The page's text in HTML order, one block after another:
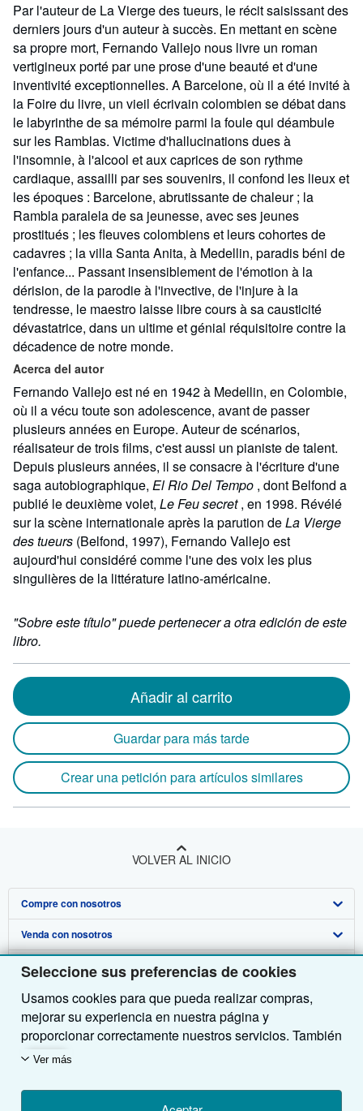
Seleccione sus preferencias de cookies
Usamos cookies para que pueda realizar compras,
mejorar su experiencia en nuestra página y
proporcionar correctamente nuestros servicios. También
utilizamos cookies para comprender el modo en que los
midiendo las visitas al sitio) y así poder realizar
Ver más
Par l'auteur de La Vierge des tueurs, le récit saisissant des
derniers jours d'un auteur à succès. En mettant en scène
sa propre mort, Fernando Vallejo nous livre un roman
vertigineux porté par une prose d'une beauté et d'une
inventivité exceptionnelles. A Barcelone, où il a été invité à
la Foire du livre, un vieil écrivain colombien se débat dans
le labyrinthe de sa mémoire parmi la foule qui déambule
sur les Ramblas. Victime d'hallucinations dues à
l'insomnie, à l'alcool et aux caprices de son rythme
cardiaque, assailli par ses souvenirs, il confond les lieux et
les époques : Barcelone, abrutissante de chaleur ; la
Rambla paralela de sa jeunesse, avec ses jeunes
prostitués ; les fleuves colombiens et leurs cohortes de
cadavres ; la villa Santa Anita, à Medellin, paradis béni de
l'enfance... Passant insensiblement de l'émotion à la
dérision, de la parodie à l'invective, de l'injure à la
tendresse, le maestro laisse libre cours à sa causticité
dévastatrice, dans un ultime et génial réquisitoire contre la
décadence de notre monde.
Acerca del autor
Fernando Vallejo est né en 1942 à Medellin, en Colombie,
où il a vécu toute son adolescence, avant de passer
plusieurs années en Europe. Auteur de scénarios,
réalisateur de trois films, c'est aussi un pianiste de talent.
Depuis plusieurs années, il se consacre à l'écriture d'une
saga autobiographique, El Rio Del Tempo , dont Belfond a
publié le deuxième volet, Le Feu secret, en 1998. Révélé
sur la scène internationale après la parution deLa Vierge
des tueurs (Belfond, 1997), Fernando Vallejo est
aujourd'hui considéré comme l'une des voix les plus
singulières de la littérature latino-américaine.
"Sobre este título" puede pertenecer a otra edición de este
libro.
Añadir al carrito
Guardar para más tarde
Crear una petición para artículos similares
VOLVER AL INICIO
Compre con nosotros
Búsqueda avanzada
Colecciones
Mi cuenta
Mis pedidos
Ver carrito
Venda con nosotros
Comenzar a vender
Únase a nuestro programa de afiliados
Recomiende un vendedor
Sobre nosotros
Sobre IberLibro
Medios
Empleo
Política de Privacidad
Obtener Ayuda
Preguntas frecuentes y guías
Atención al Cliente
Otras compañías de AbeBooks
AbeBooks.com
AbeBooks.co.uk
Siga a IberLibro